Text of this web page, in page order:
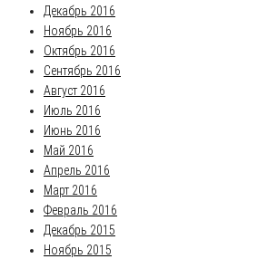
Декабрь 2016
Ноябрь 2016
Октябрь 2016
Сентябрь 2016
Август 2016
Июль 2016
Июнь 2016
Май 2016
Апрель 2016
Март 2016
Февраль 2016
Декабрь 2015
Ноябрь 2015